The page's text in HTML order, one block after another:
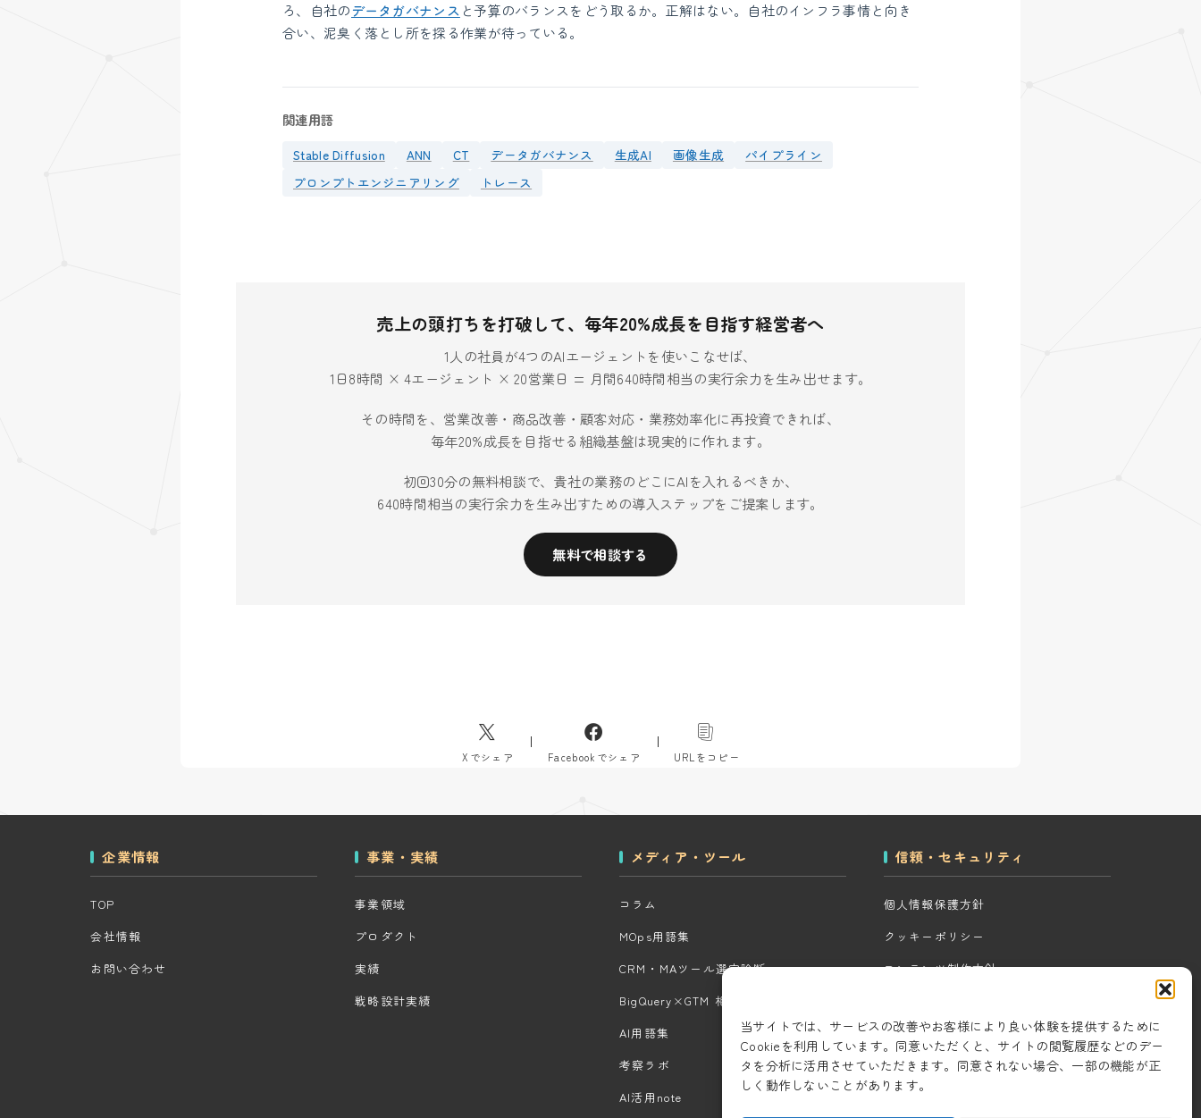
当サイトでは、サービスの改善やお客様により良い体験を提供するために
Cookieを利用しています。同意いただくと、サイトの閲覧履歴などのデー
タを分析に活用させていただきます。同意されない場合、一部の機能が正
しく動作しないことがあります。
ろ、自社のデータガバナンス と予算のバランスをどう取るか。正解はない。自社のインフラ事情と向き
合い、泥臭く落とし所を探る作業が待っている。
関連用語
Stable Diffusion ANN CT データガバナンス 生成AI 画像生成
パイプライン
プロンプトエンジニアリング
トレース
売上の頭打ちを打破して、毎年20%成長を目指す経営者へ
1人の社員が4つのAIエージェントを使いこなせば、
1日8時間 × 4エージェント × 20営業日 = 月間640時間相当の実行余力を生み出せます。
その時間を、営業改善・商品改善・顧客対応・業務効率化に再投資できれば、
毎年20%成長を目指せる組織基盤は現実的に作れます。
初回30分の無料相談で、貴社の業務のどこにAIを入れるべきか、
640時間相当の実行余力を生み出すための導入ステップをご提案します。
無料で相談する
Xでシェア Facebookでシェア URLをコピー
企業情報
TOP
会社情報
お問い合わせ
事業・実績
事業領域
プロダクト
実績
戦略設計実績
メディア・ツール
コラム
MOps用語集
CRM・MAツール選定診断
BigQuery×GTM 相場見積もりツール
AI用語集
考察ラボ
AI活用note
信頼・セキュリティ
個人情報保護方針
クッキーポリシー
コンテンツ制作方針
セキュリティ対策
情報セキュリティ基本方針